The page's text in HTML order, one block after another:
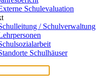
Schulevaluation
/ Schulverwaltung
Schulhäuser